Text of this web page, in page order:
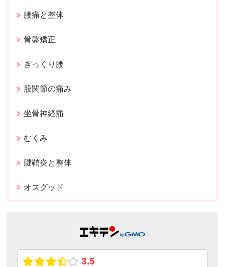
腰痛と整体
骨盤矯正
ぎっくり腰
股関節の痛み
坐骨神経痛
むくみ
腱鞘炎と整体
オスグッド